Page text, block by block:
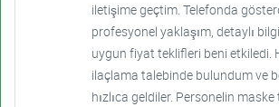
iletişime geçtim. Telefonda
profesyonel yaklaşım, detaylı
uygun fiyat teklifleri beni etkiledi.
ilaçlama talebinde bulundum ve
hızlıca geldiler. Personelin